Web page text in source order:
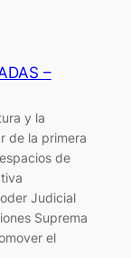
–
y la
de la primera
de
Judicial
Suprema
el